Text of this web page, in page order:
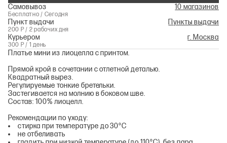
Самовывоз
10 магазинов
Бесплатно / Сегодня
Пункт выдачи Пункты выдачи
200 Р / 2 рабочих дня
Курьером г. Москва
300 Р / 1 день
Платье мини из лиоцелла с принтом.
Прямой крой в сочетании с отлетной деталью.
Квадратный вырез.
Регулируемые тонкие бретельки.
Застегивается на молнию в боковом шве.
Состав: 100% лиоцелл.
Рекомендации по уходу:
стирка при температуре до 30°С
не отбеливать